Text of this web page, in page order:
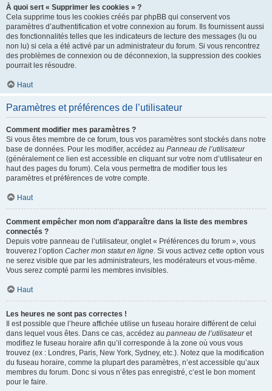
À quoi sert « Supprimer les cookies » ?
Cela supprime tous les cookies créés par phpBB qui conservent vos
paramètres d’authentification et votre connexion au forum. Ils fournissent aussi
des fonctionnalités telles que les indicateurs de lecture des messages (lu ou
non lu) si cela a été activé par un administrateur du forum. Si vous rencontrez
des problèmes de connexion ou de déconnexion, la suppression des cookies
pourrait les résoudre.
Haut
Paramètres et préférences de l’utilisateur
Comment modifier mes paramètres ?
Si vous êtes membre de ce forum, tous vos paramètres sont stockés dans notre
base de données. Pour les modifier, accédez au Panneau de l’utilisateur
(généralement ce lien est accessible en cliquant sur votre nom d’utilisateur en
haut des pages du forum). Cela vous permettra de modifier tous les
paramètres et préférences de votre compte.
Haut
Comment empêcher mon nom d’apparaître dans la liste des membres
connectés ?
Depuis votre panneau de l’utilisateur, onglet « Préférences du forum », vous
trouverez l’option Cacher mon statut en ligne. Si vous activez cette option vous
ne serez visible que par les administrateurs, les modérateurs et vous-même.
Vous serez compté parmi les membres invisibles.
Haut
Les heures ne sont pas correctes !
Il est possible que l’heure affichée utilise un fuseau horaire différent de celui
dans lequel vous êtes. Dans ce cas, accédez au panneau de l’utilisateuret
modifiez le fuseau horaire afin qu’il corresponde à la zone où vous vous
trouvez (ex : Londres, Paris, New York, Sydney, etc.). Notez que la modification
du fuseau horaire, comme la plupart des paramètres, n’est accessible qu’aux
membres du forum. Donc si vous n’êtes pas enregistré, c’est le bon moment
pour le faire.